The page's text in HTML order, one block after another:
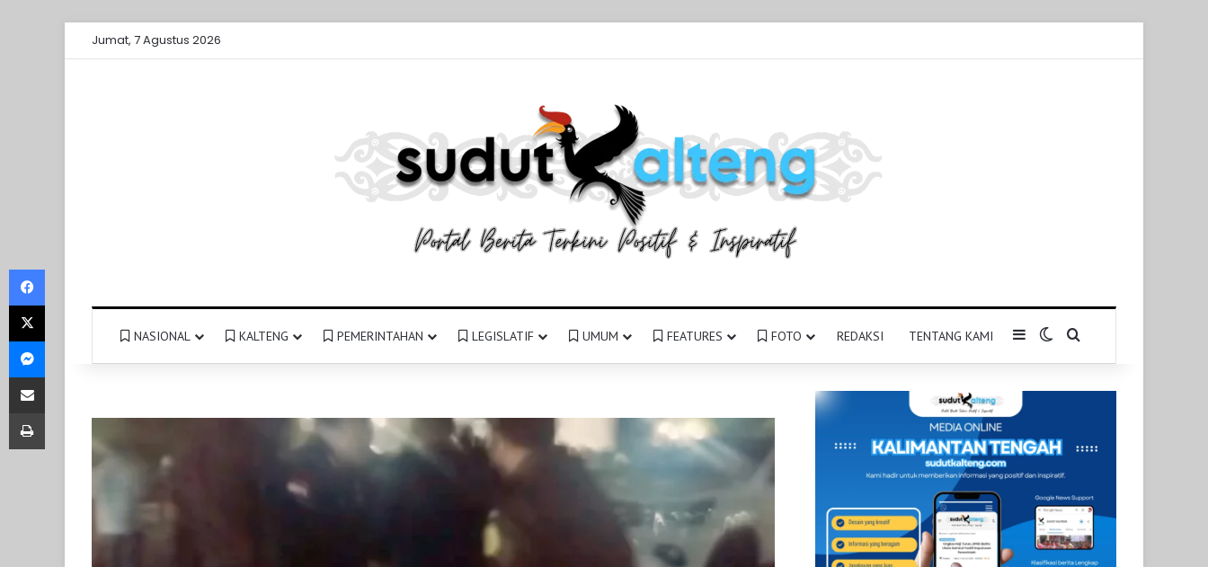
Jumat, 7 Agustus 2026
NASIONAL KALTENG PEMERINTAHAN LEGISLATIF UMUM FEATURES FOTO REDAKSI TENTANG KAMI SidebarSwitch skin
Pencarian untuk
Facebook
X
Messenger
Share via Email